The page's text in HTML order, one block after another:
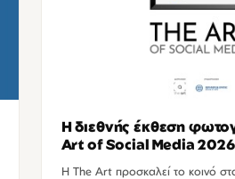
Η διεθνής έκθεση
Art of Social Media 2026
πύλες της στο Ηράκλειο
Η The Art προσκαλεί το κοινό